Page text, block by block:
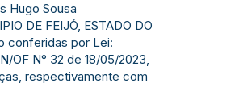
Hugo Sousa
DE FEIJÓ, ESTADO DO
conferidas por Lei:
OF N° 32 de 18/05/2023,
respectivamente com